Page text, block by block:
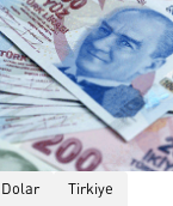
Dolar Tirkiye